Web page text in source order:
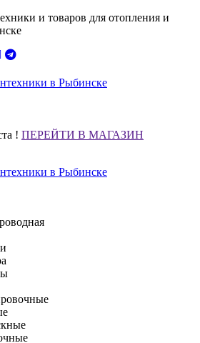
и товаров для отопления и
! ПЕРЕЙТИ В МАГАЗИН